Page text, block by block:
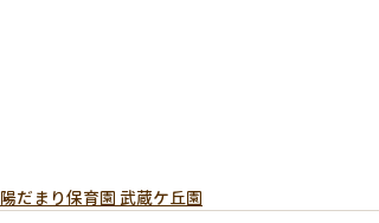
陽だまり保育園 武蔵ケ丘園